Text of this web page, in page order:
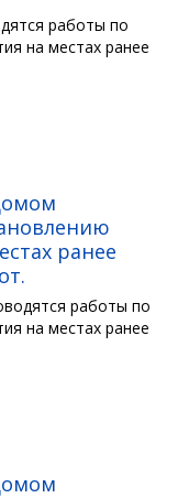
работы по
на местах ранее
ранее
работы по
на местах ранее